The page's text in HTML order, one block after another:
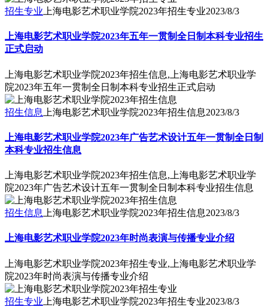
招生专业 上海电影艺术职业学院2023年招生专业2023/8/3
上海电影艺术职业学院2023年五年一贯制全日制本科专业招生
正式启动
上海电影艺术职业学院2023年招生信息,上海电影艺术职业学
院2023年五年一贯制全日制本科专业招生正式启动
招生信息 上海电影艺术职业学院2023年招生信息2023/8/3
上海电影艺术职业学院2023年广告艺术设计五年一贯制全日制
本科专业招生信息
上海电影艺术职业学院2023年招生信息,上海电影艺术职业学
院2023年广告艺术设计五年一贯制全日制本科专业招生信息
招生信息 上海电影艺术职业学院2023年招生信息2023/8/3
上海电影艺术职业学院2023年时尚表演与传播专业介绍
上海电影艺术职业学院2023年招生专业,上海电影艺术职业学
院2023年时尚表演与传播专业介绍
招生专业 上海电影艺术职业学院2023年招生专业2023/8/3